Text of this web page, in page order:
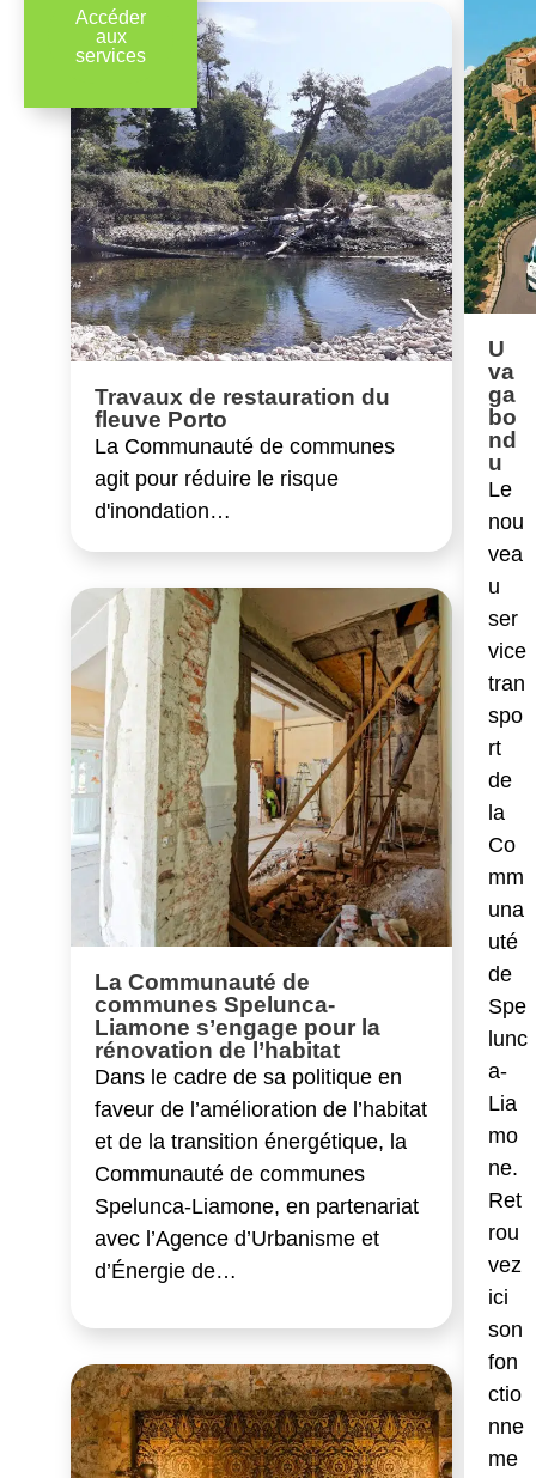
Accéder
aux
services
Travaux de restauration du
fleuve Porto
La Communauté de communes
agit pour réduire le risque
d'inondation…
La Communauté de
communes Spelunca-
Liamone s’engage pour la
rénovation de l’habitat
Dans le cadre de sa politique en
faveur de l’amélioration de l’habitat
et de la transition énergétique, la
Communauté de communes
Spelunca-Liamone, en partenariat
avec l’Agence d’Urbanisme et
d’Énergie de…
U
va
ga
bo
nd
u
Le
nou
vea
u
ser
vice
tran
spo
rt
de
la
Co
mm
una
uté
de
Spe
lunc
a-
Lia
mo
ne.
Ret
rou
vez
ici
son
fon
ctio
nne
me